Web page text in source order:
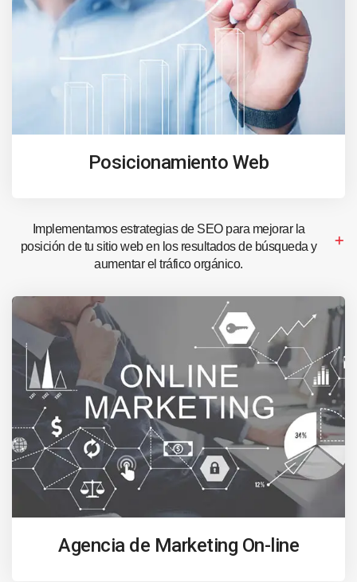
Posicionamiento Web
Implementamos estrategias de SEO para mejorar la
posición de tu sitio web en los resultados de búsqueda y
aumentar el tráfico orgánico.
Agencia de Marketing On-line